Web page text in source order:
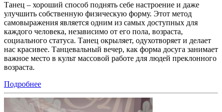
Танец – хороший способ поднять себе настроение и даже
улучшить собственную физическую форму. Этот метод
самовыражения является одним из самых доступных для
каждого человека, независимо от его пола, возраста,
социального статуса. Танец окрыляет, одухотворяет и делает
нас красивее. Танцевальный вечер, как форма досуга занимает
важное место в культ массовой работе для людей преклонного
возраста.
Подробнее